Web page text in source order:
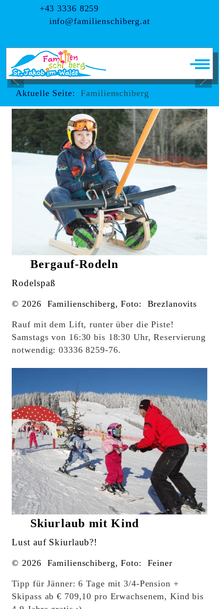
+43 3336 8259
info@familienschiberg.at
Off-
Aktuelle Seite:Familienschiberg
Bergauf-Rodeln
Rodelspaß
© 2026 Familienschiberg, Foto: Brezlanovits
Rauf mit dem Lift, runter über die Piste!
Samstags von 16:30 bis 18:30 Uhr, Reservierung
notwendig: 03336 8259-76.
Skiurlaub mit Kind
Lust auf Skiurlaub?!
© 2026 Familienschiberg, Foto: Feiner
Tipp für Jänner: 6 Tage mit 3/4-Pension +
Skipass ab € 709,10 pro Erwachsenem, Kind bis